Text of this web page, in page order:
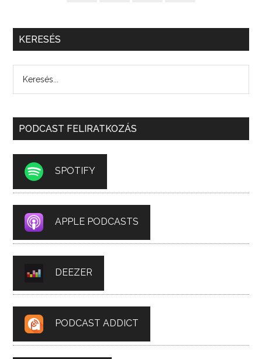
KERESÉS
PODCAST FELIRATKOZÁS
SPOTIFY
APPLE PODCASTS
DEEZER
PODCAST ADDICT